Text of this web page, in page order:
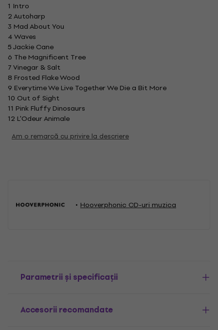
1 Intro
2 Autoharp
3 Mad About You
4 Waves
5 Jackie Cane
6 The Magnificent Tree
7 Vinegar & Salt
8 Frosted Flake Wood
9 Everytime We Live Together We Die a Bit More
10 Out of Sight
11 Pink Fluffy Dinosaurs
12 L'Odeur Animale
Am o remarcă cu privire la descriere
Hooverphonic CD-uri muzica
Parametrii și specificații
Accesorii recomandate